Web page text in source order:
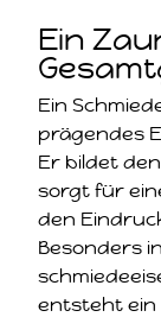
Ein
Ein
prägendes
Er bildet
sorgt für
den
Besonders
entsteht ein